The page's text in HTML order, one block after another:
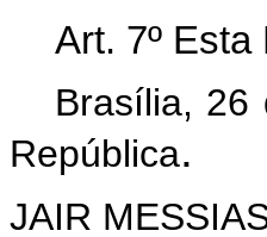
Art. 7º
Brasília, 26
República.
JAIR